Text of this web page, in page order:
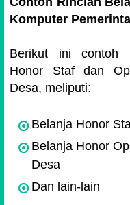
Komputer
Berikut ini contoh
Honor Staf dan
Desa, meliputi:
Belanja Honor
Belanja Honor
Desa
Dan lain-lain